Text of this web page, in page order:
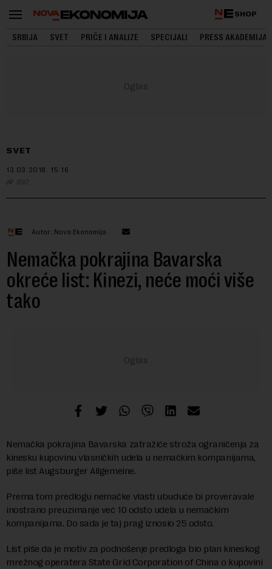
SHOP
SRBIJA SVET PRIČE I ANALIZE SPECIJALI PRESS AKADEMIJA
SVET
13.03.2018. 15:16
B92
Autor: Nova Ekonomija
Nemačka pokrajina Bavarska
okreće list: Kinezi, neće moći više
tako
Nemačka pokrajina Bavarska zatražiće stroža ograničenja za
kinesku kupovinu vlasničkih udela u nemačkim kompanijama,
piše list Augsburger Allgemeine.
Prema tom predlogu nemačke vlasti ubuduće bi proveravale
inostrano preuzimanje već 10 odsto udela u nemačkim
kompanijama. Do sada je taj prag iznosio 25 odsto.
List piše da je motiv za podnošenje predloga bio plan kineskog
mrežnog operatera State Grid Corporation of China o kupovini